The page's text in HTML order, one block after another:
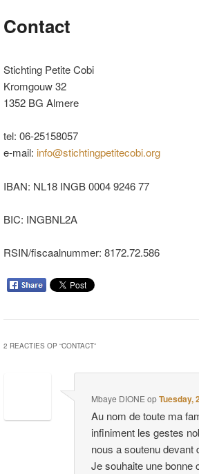
inhoud
Contact
Stichting Petite Cobi
Kromgouw 32
1352 BG Almere
tel: 06-25158057
e-mail: info@stichtingpetitecobi.org
IBAN: NL18 INGB 0004 9246 77
BIC: INGBNL2A
RSIN/fiscaalnummer: 8172.72.586
2 REACTIES OP “CONTACT”
Mbaye DIONE opTuesday,
Au nom de toute ma
infiniment les gestes
nous a soutenu devant
Je souhaite une bonne